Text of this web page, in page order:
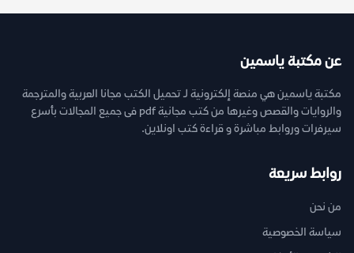
عن مكتبة ياسمين
مكتبة ياسمين هي منصة إلكترونية لـ تحميل الكتب مجانا العربية والمترجمة
والروايات والقصص وغيرها من كتب مجانية pdf فى جميع المجالات بأسرع
سيرفرات وروابط مباشرة و قراءة كتب اونلاين.
روابط سريعة
من نحن
سياسة الخصوصية